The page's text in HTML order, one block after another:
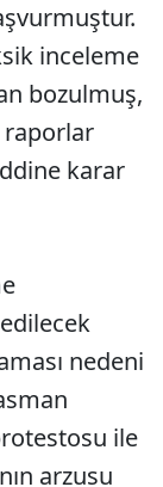
inceleme
bozulmuş,
raporlar
karar
nedeni
ile
arzusu